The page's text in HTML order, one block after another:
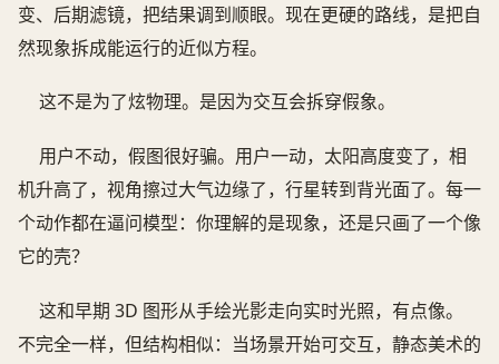
变、后期滤镜，把结果调到顺眼。现在更硬的路线，是把自
然现象拆成能运行的近似方程。
这不是为了炫物理。是因为交互会拆穿假象。
用户不动，假图很好骗。用户一动，太阳高度变了，相
机升高了，视角擦过大气边缘了，行星转到背光面了。每一
个动作都在逼问模型：你理解的是现象，还是只画了一个像
它的壳？
这和早期 3D 图形从手绘光影走向实时光照，有点像。
不完全一样，但结构相似：当场景开始可交互，静态美术的